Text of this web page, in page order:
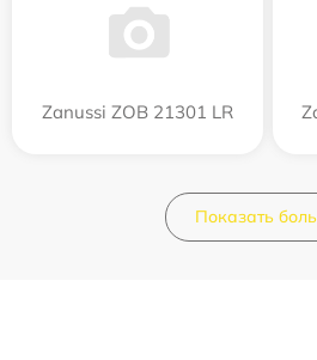
Zanussi ZOB 21301 LR
Показать